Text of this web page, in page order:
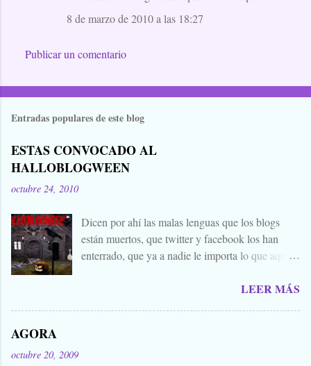
8 de marzo de 2010 a las 18:27
Publicar un comentario
Entradas populares de este blog
ESTAS CONVOCADO AL
HALLOBLOGWEEN
octubre 24, 2010
Dicen por ahí las malas lenguas que los blogs
están muertos, que twitter y facebook los han
enterrado, que ya a nadie le importa lo que aquí
levantar nuestros blogs, sean vivos, muertos, o
LEER MÁS
AGORA
octubre 20, 2009